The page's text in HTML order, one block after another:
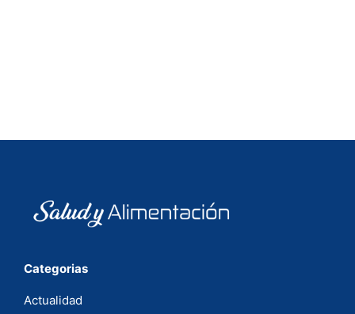
Categorias
Actualidad